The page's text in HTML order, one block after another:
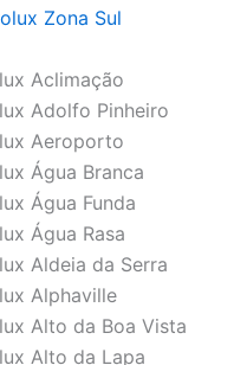
Zona Sul
Aclimação
Adolfo Pinheiro
Aeroporto
Água Branca
Água Funda
Água Rasa
Aldeia da Serra
Alphaville
Alto da Boa Vista
Alto da Lapa